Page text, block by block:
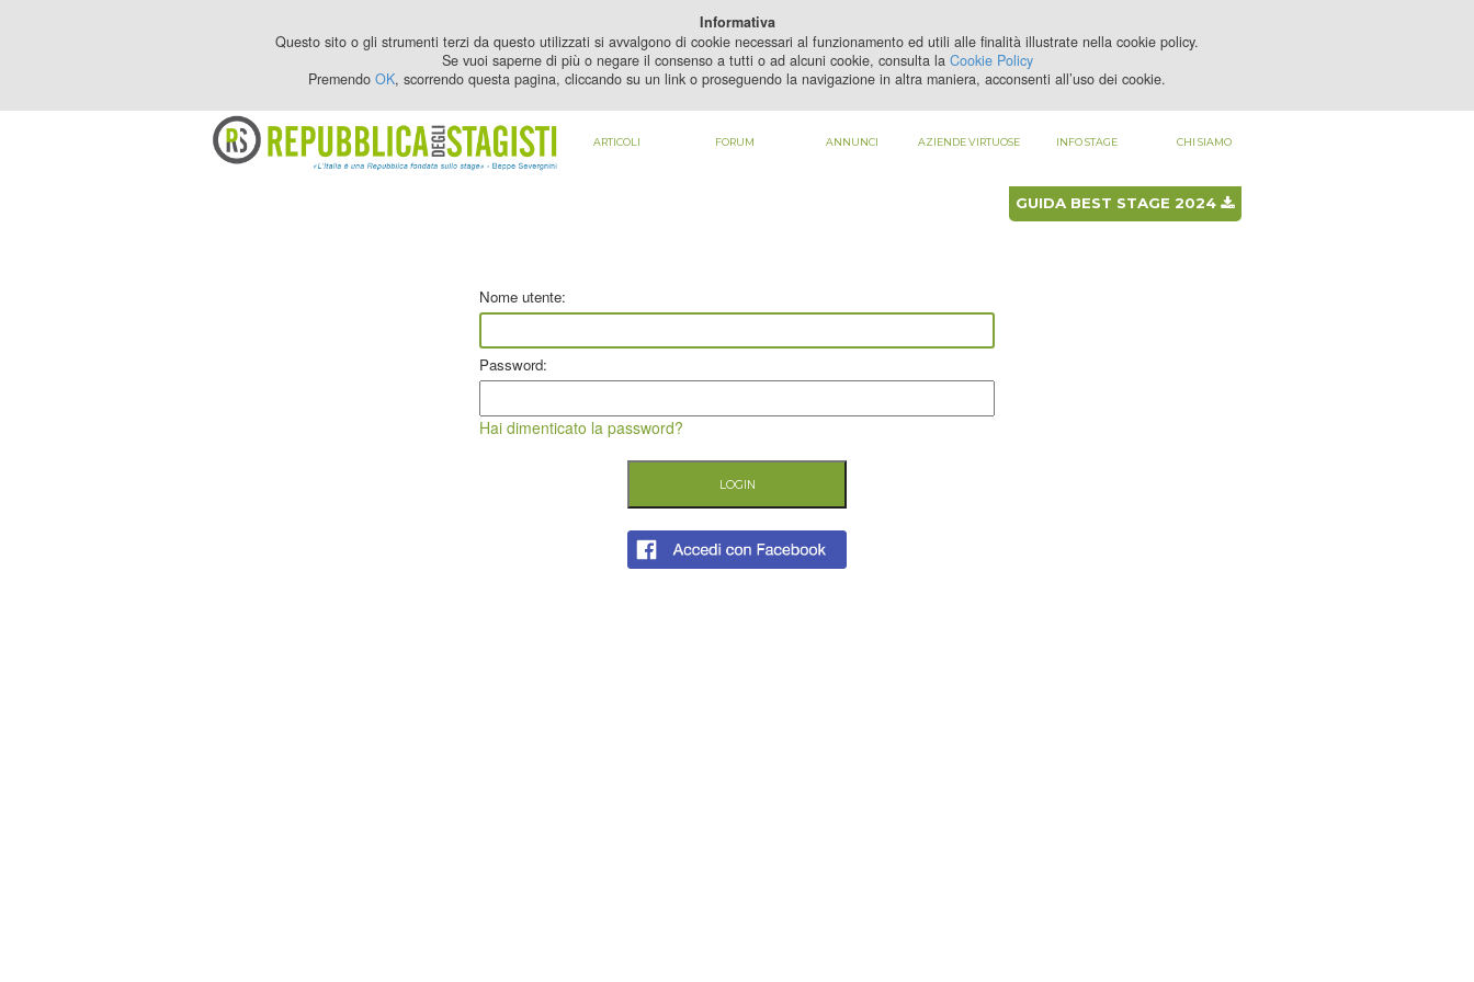
REGISTRATI
LOGIN
PER VEDERE QUESTO CONTENUTO DEVI
GUIDA BEST STAGE 2024
ARTICOLI FORUM ANNUNCI AZIENDE VIRTUOSE INFO STAGE CHI SIAMO
Nome utente:
Password:
Hai dimenticato la password?
Informativa
Questo sito o gli strumenti terzi da questo utilizzati si avvalgono di cookie necessari al funzionamento ed utili alle finalità illustrate nella cookie policy.
Se vuoi saperne di più o negare il consenso a tutti o ad alcuni cookie, consulta la Cookie Policy
Premendo OK, scorrendo questa pagina, cliccando su un link o proseguendo la navigazione in altra maniera, acconsenti all’uso dei cookie.